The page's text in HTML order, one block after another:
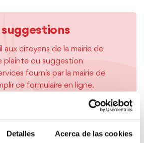
Detalles Acerca de las cookies
aux citoyens de la mairie de
plainte ou suggestion
fournis par la mairie de
ce formulaire en ligne.